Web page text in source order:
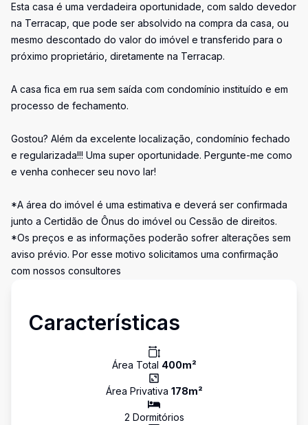
Esta casa é uma verdadeira oportunidade, com saldo devedor
na Terracap, que pode ser absolvido na compra da casa, ou
mesmo descontado do valor do imóvel e transferido para o
próximo proprietário, diretamente na Terracap.
A casa fica em rua sem saída com condomínio instituído e em
processo de fechamento.
Gostou? Além da excelente localização, condomínio fechado
e regularizada!!! Uma super oportunidade. Pergunte-me como
e venha conhecer seu novo lar!
*A área do imóvel é uma estimativa e deverá ser confirmada
junto a Certidão de Ônus do imóvel ou Cessão de direitos.
*Os preços e as informações poderão sofrer alterações sem
aviso prévio. Por esse motivo solicitamos uma confirmação
com nossos consultores
Características
Área Total 400m²
Área Privativa 178m²
2 Dormitórios